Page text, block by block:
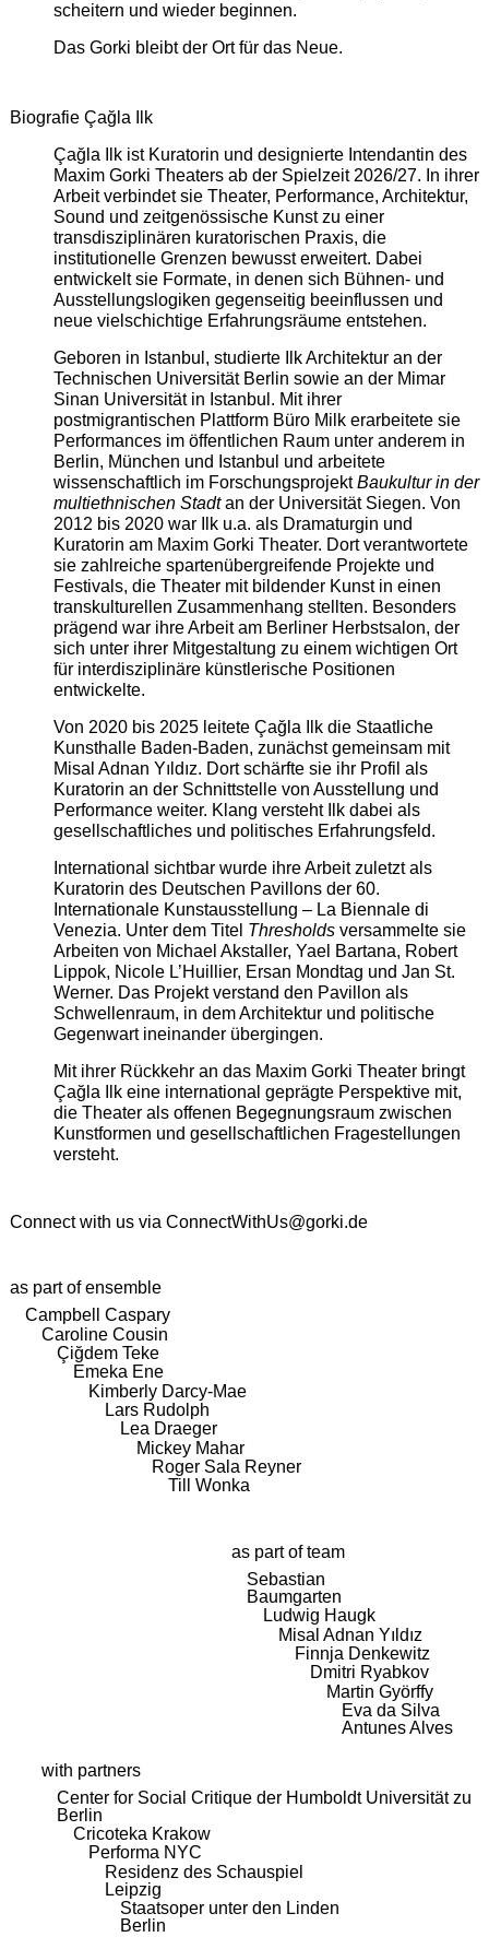
scheitern und wieder beginnen.
Das Gorki bleibt der Ort für das Neue.
Biografie Çağla Ilk
Çağla Ilk ist Kuratorin und designierte Intendantin des
Maxim Gorki Theaters ab der Spielzeit 2026/27. In ihrer
Arbeit verbindet sie Theater, Performance, Architektur,
Sound und zeitgenössische Kunst zu einer
transdisziplinären kuratorischen Praxis, die
institutionelle Grenzen bewusst erweitert. Dabei
entwickelt sie Formate, in denen sich Bühnen- und
Ausstellungslogiken gegenseitig beeinflussen und
neue vielschichtige Erfahrungsräume entstehen.
Geboren in Istanbul, studierte Ilk Architektur an der
Technischen Universität Berlin sowie an der Mimar
Sinan Universität in Istanbul. Mit ihrer
postmigrantischen Plattform Büro Milk erarbeitete sie
Performances im öffentlichen Raum unter anderem in
Berlin, München und Istanbul und arbeitete
wissenschaftlich im ForschungsprojektBaukultur in der
multiethnischen Stadtan der Universität Siegen. Von
2012 bis 2020 war Ilk u.a. als Dramaturgin und
Kuratorin am Maxim Gorki Theater. Dort verantwortete
sie zahlreiche spartenübergreifende Projekte und
Festivals, die Theater mit bildender Kunst in einen
transkulturellen Zusammenhang stellten. Besonders
prägend war ihre Arbeit am Berliner Herbstsalon, der
sich unter ihrer Mitgestaltung zu einem wichtigen Ort
für interdisziplinäre künstlerische Positionen
entwickelte.
Von 2020 bis 2025 leitete Çağla Ilk die Staatliche
Kunsthalle Baden-Baden, zunächst gemeinsam mit
Misal Adnan Yıldız. Dort schärfte sie ihr Profil als
Kuratorin an der Schnittstelle von Ausstellung und
Performance weiter. Klang versteht Ilk dabei als
gesellschaftliches und politisches Erfahrungsfeld.
International sichtbar wurde ihre Arbeit zuletzt als
Kuratorin des Deutschen Pavillons der 60.
Internationale Kunstausstellung – La Biennale di
Venezia. Unter dem Titel Thresholdsversammelte sie
Arbeiten von Michael Akstaller, Yael Bartana, Robert
Lippok, Nicole L’Huillier, Ersan Mondtag und Jan St.
Werner. Das Projekt verstand den Pavillon als
Schwellenraum, in dem Architektur und politische
Gegenwart ineinander übergingen.
Mit ihrer Rückkehr an das Maxim Gorki Theater bringt
Çağla Ilk eine international geprägte Perspektive mit,
die Theater als offenen Begegnungsraum zwischen
Kunstformen und gesellschaftlichen Fragestellungen
versteht.
Connect with us via ConnectWithUs@gorki.de
as part of ensemble
Campbell Caspary
Caroline Cousin
Çiğdem Teke
Emeka Ene
Kimberly Darcy-Mae
Lars Rudolph
Lea Draeger
Mickey Mahar
Roger Sala Reyner
Till Wonka
as part of team
Sebastian
Baumgarten
Ludwig Haugk
Misal Adnan Yıldız
Finnja Denkewitz
Dmitri Ryabkov
Martin Györffy
Eva da Silva
Antunes Alves
with partners
Center for Social Critique der Humboldt Universität zu
Berlin
Cricoteka Krakow
Performa NYC
Residenz des Schauspiel
Leipzig
Staatsoper unter den Linden
Berlin